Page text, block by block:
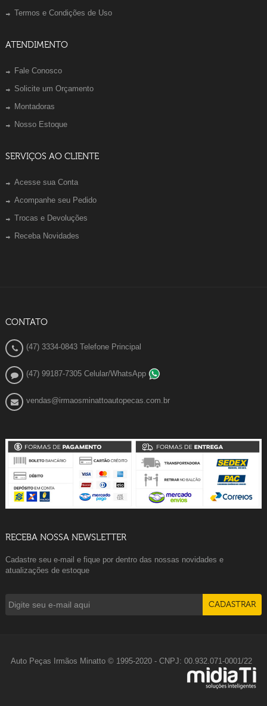
Termos e Condições de Uso
ATENDIMENTO
Fale Conosco
Solicite um Orçamento
Montadoras
Nosso Estoque
SERVIÇOS AO CLIENTE
Acesse sua Conta
Acompanhe seu Pedido
Trocas e Devoluções
Receba Novidades
CONTATO
(47) 3334-0843 Telefone Principal
(47) 99187-7305 Celular/WhatsApp
vendas@irmaosminattoautopecas.com.br
RECEBA NOSSA NEWSLETTER
Cadastre seu e-mail e fique por dentro das nossas novidades e
atualizações de estoque
Auto Peças Irmãos Minatto © 1995-2020 - CNPJ: 00.932.071-0001/22